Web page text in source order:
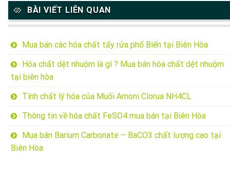
BÀI VIẾT LIÊN QUAN
Mua bán các hóa chất tẩy rửa phổ Biến tại Biên Hòa
Hóa chất dệt nhuộm là gì ? Mua bán hóa chất dệt nhuộm
tại biên hòa
Tính chất lý hóa của Muối Amoni Clorua NH4CL
Thông tin về hóa chất FeSO4 mua bán tại Biên Hòa
Mua bán Barium Carbonate – BaCO3 chất lượng cao tại
Biên Hòa